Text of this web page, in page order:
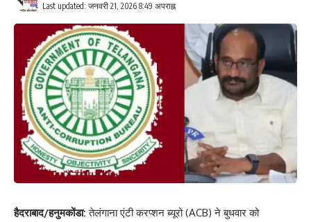
Last updated: जनवरी 21, 2026 8:49 अपराह्न
हैदराबाद/हनुमकोंडा: तेलंगाना एंटी करप्शन ब्यूरो (ACB) ने बुधवार को